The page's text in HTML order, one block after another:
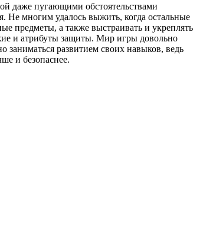
даже пугающими обстоятельствами
Не многим удалось выжить, когда остальные
предметы, а также выстраивать и укреплять
и атрибуты защиты. Мир игры довольно
развитием своих навыков, ведь
и безопаснее.